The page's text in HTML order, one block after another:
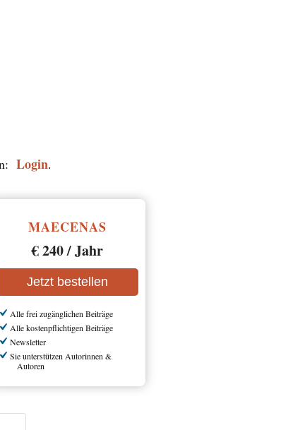
Login.
MAECENAS
€ 240 / Jahr
Jetzt bestellen
Alle frei zugänglichen Beiträge
Alle kostenpflichtigen Beiträge
Newsletter
Sie unterstützen Autorinnen &
Autoren